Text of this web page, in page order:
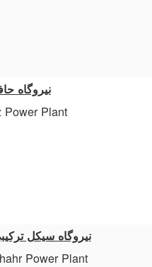
نیروگاه
Power Plant
نیروگاه سیکل
Power Plant